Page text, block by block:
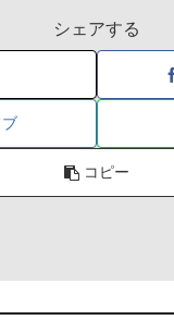
シェアする
コピー